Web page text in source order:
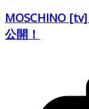
MOSCHINO
公開！